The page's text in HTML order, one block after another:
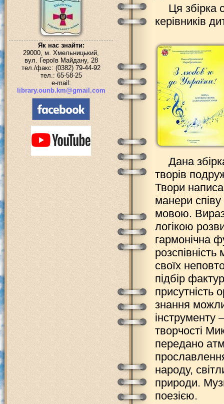
Як нас знайти:
29000, м. Хмельницький,
вул. Героїв Майдану, 28
тел./факс: (0382) 79-44-92
тел.: 65-58-25
e-mail:
library.ounb.km@gmail.com
Ця збірка
керівників
Дана
творів
Твори
манери
мовою.
логікою
гармонічна
своїх
підбір
присутність
знання
інструменту
творчості
передано
народу,
природи.
поезією.